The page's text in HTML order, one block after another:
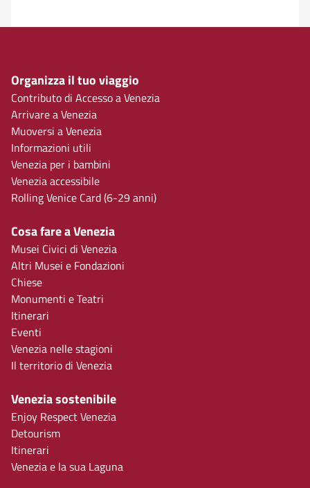
Organizza il tuo viaggio
Contributo di Accesso a Venezia
Arrivare a Venezia
Muoversi a Venezia
Informazioni utili
Venezia per i bambini
Venezia accessibile
Rolling Venice Card (6-29 anni)
Cosa fare a Venezia
Musei Civici di Venezia
Altri Musei e Fondazioni
Chiese
Monumenti e Teatri
Itinerari
Eventi
Venezia nelle stagioni
Il territorio di Venezia
Venezia sostenibile
Enjoy Respect Venezia
Detourism
Itinerari
Venezia e la sua Laguna